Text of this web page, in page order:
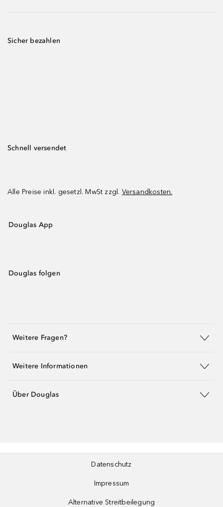
Sicher bezahlen
Schnell versendet
Alle Preise inkl. gesetzl. MwSt zzgl. Versandkosten.
Douglas App
Douglas folgen
Weitere Fragen?
Weitere Informationen
Über Douglas
Datenschutz
Impressum
Alternative Streitbeilegung